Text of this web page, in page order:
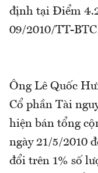
định tại Điểm
09/2010/TT-
Ông Lê Quốc
Cổ phần Tài
hiện bán tổng
ngày 21/5/2010
đổi trên 1% số